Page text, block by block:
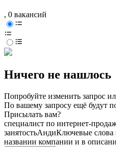
, 0 вакансий
Ничего не нашлось
Попробуйте изменить запрос
По вашему запросу ещё будут
Присылать вам?
специалист по интернет-
занятостьАндиКлючевые слова
названии компании и в